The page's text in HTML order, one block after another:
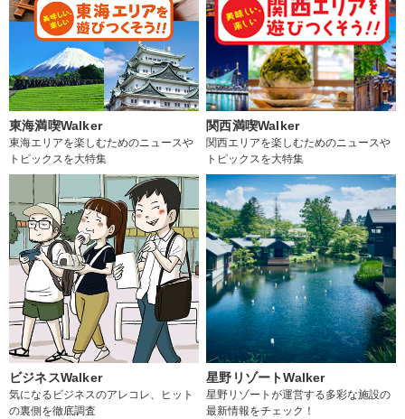
東海満喫Walker
東海エリアを楽しむためのニュースや
トピックスを大特集
関西満喫Walker
関西エリアを楽しむためのニュースや
トピックスを大特集
ビジネスWalker
気になるビジネスのアレコレ、ヒット
の裏側を徹底調査
星野リゾートWalker
星野リゾートが運営する多彩な施設の
最新情報をチェック！